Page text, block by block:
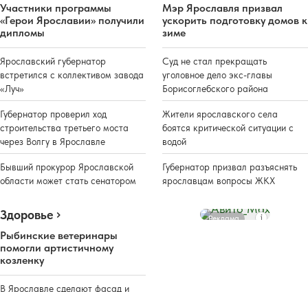
Участники программы
«Герои Ярославии» получили
дипломы
Ярославский губернатор
встретился с коллективом завода
«Луч»
Губернатор проверил ход
строительства третьего моста
через Волгу в Ярославле
Бывший прокурор Ярославской
области может стать сенатором
Мэр Ярославля призвал
ускорить подготовку домов к
зиме
Суд не стал прекращать
уголовное дело экс-главы
Борисоглебского района
Жители ярославского села
боятся критической ситуации с
водой
Губернатор призвал разъяснять
ярославцам вопросы ЖКХ
Здоровье
Рыбинские ветеринары
помогли артистичному
козленку
В Ярославле сделают фасад и
Реклама